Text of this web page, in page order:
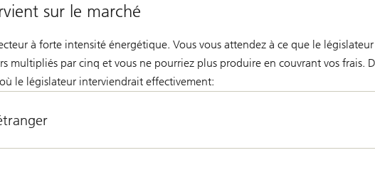
sur le marché
à forte intensité énergétique. Vous vous attendez à ce que le
multipliés par cinq et vous ne pourriez plus produire en couvrant vos
le législateur interviendrait effectivement: